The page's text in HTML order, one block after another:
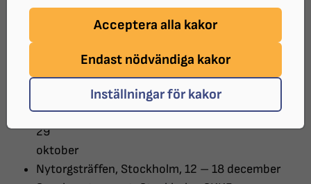
Acceptera alla kakor
Endast nödvändiga kakor
Inställningar för kakor
oktober
Medlemsforum, SRF Stockholm & Gotland län,
2017
SRF Kongress i Malmö, ”Drömmar i blått” 26 –
29
oktober
Nytorgsträffen, Stockholm, 12 – 18 december